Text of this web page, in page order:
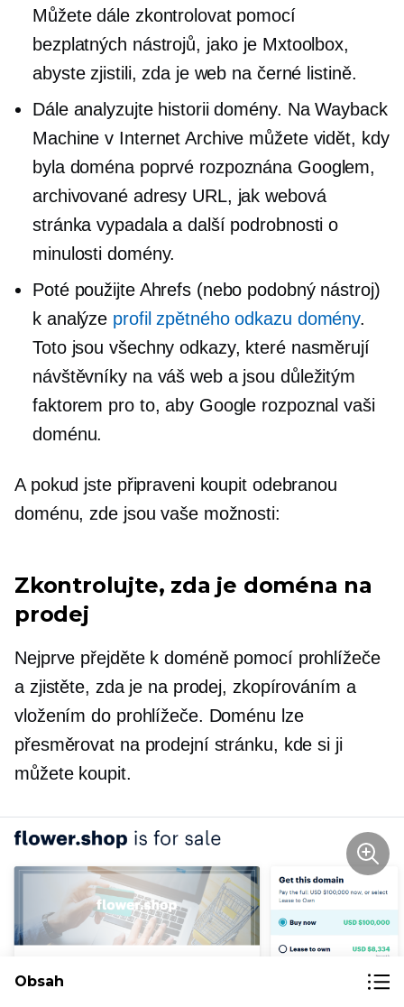
Můžete dále zkontrolovat pomocí
bezplatných nástrojů, jako je Mxtoolbox,
abyste zjistili, zda je web na černé listině.
Dále analyzujte historii domény. Na Wayback
Machine v Internet Archive můžete vidět, kdy
byla doména poprvé rozpoznána Googlem,
archivované adresy URL, jak webová
stránka vypadala a další podrobnosti o
minulosti domény.
Poté použijte Ahrefs (nebo podobný nástroj)
k analýze profil zpětného odkazu domény.
Toto jsou všechny odkazy, které nasměrují
návštěvníky na váš web a jsou důležitým
faktorem pro to, aby Google rozpoznal vaši
doménu.
A pokud jste připraveni koupit odebranou
doménu, zde jsou vaše možnosti:
Zkontrolujte, zda je doména na
prodej
Nejprve přejděte k doméně pomocí prohlížeče
a zjistěte, zda je na prodej, zkopírováním a
vložením do prohlížeče. Doménu lze
přesměrovat na prodejní stránku, kde si ji
můžete koupit.
Obsah